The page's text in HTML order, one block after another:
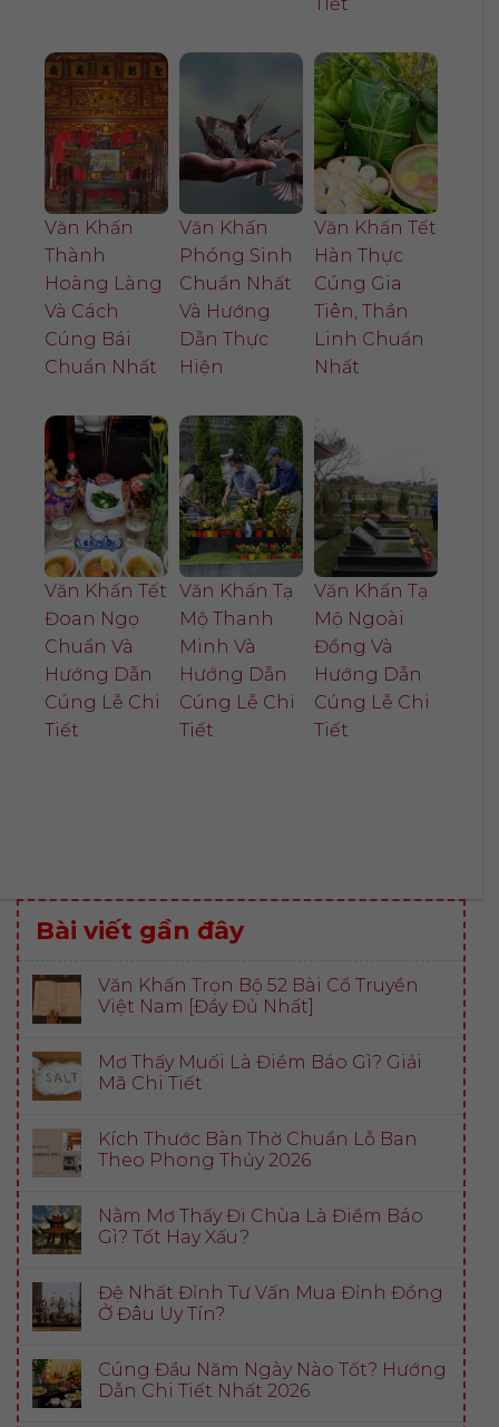
Tiết
Văn Khấn
Thành
Hoàng Làng
Và Cách
Cúng Bái
Chuẩn Nhất
Văn Khấn
Phóng Sinh
Chuẩn Nhất
Và Hướng
Dẫn Thực
Hiện
Văn Khấn Tết
Hàn Thực
Cúng Gia
Tiên, Thần
Linh Chuẩn
Nhất
Văn Khấn Tết
Đoan Ngọ
Chuẩn Và
Hướng Dẫn
Cúng Lễ Chi
Tiết
Văn Khấn Tạ
Mộ Thanh
Minh Và
Hướng Dẫn
Cúng Lễ Chi
Tiết
Văn Khấn Tạ
Mộ Ngoài
Đồng Và
Hướng Dẫn
Cúng Lễ Chi
Tiết
Bài viết gần đây
Văn Khấn Trọn Bộ 52 Bài Cổ Truyền
Việt Nam [Đầy Đủ Nhất]
Mơ Thấy Muối Là Điềm Báo Gì? Giải
Mã Chi Tiết
Kích Thước Bàn Thờ Chuẩn Lỗ Ban
Theo Phong Thủy 2026
Nằm Mơ Thấy Đi Chùa Là Điềm Báo
Gì? Tốt Hay Xấu?
Đệ Nhất Đỉnh Tư Vấn Mua Đỉnh Đồng
Ở Đâu Uy Tín?
Cúng Đầu Năm Ngày Nào Tốt? Hướng
Dẫn Chi Tiết Nhất 2026